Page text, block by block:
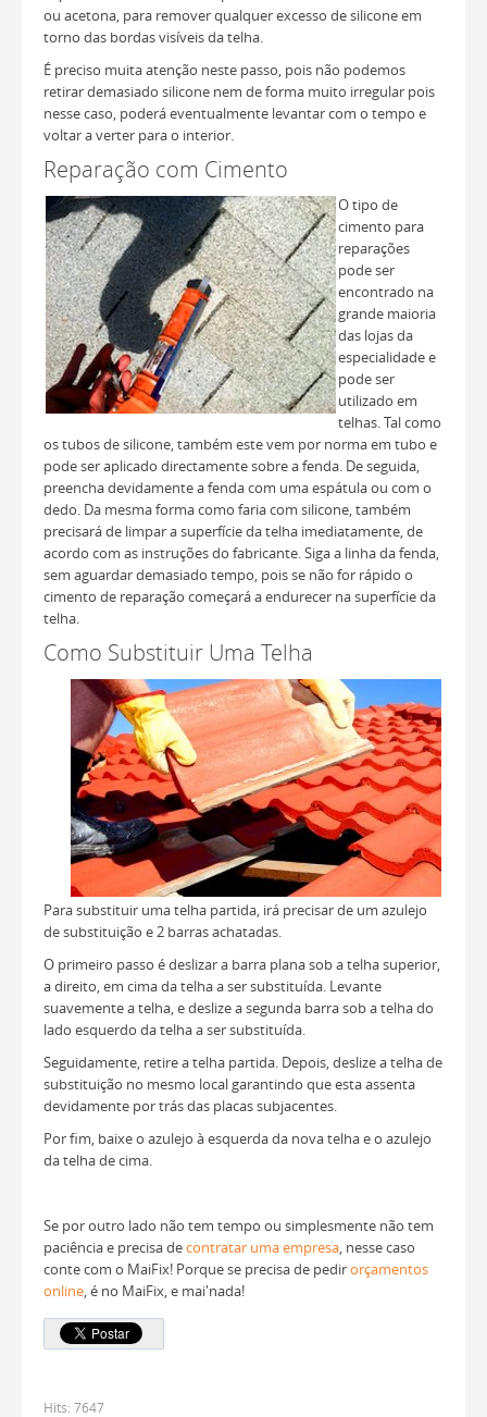
ou acetona, para remover qualquer excesso de silicone em
torno das bordas visíveis da telha.
É preciso muita atenção neste passo, pois não podemos
retirar demasiado silicone nem de forma muito irregular pois
nesse caso, poderá eventualmente levantar com o tempo e
voltar a verter para o interior.
Reparação com Cimento
O tipo de
cimento para
reparações
pode ser
encontrado na
grande maioria
das lojas da
especialidade e
pode ser
utilizado em
telhas. Tal como
os tubos de silicone, também este vem por norma em tubo e
pode ser aplicado directamente sobre a fenda. De seguida,
preencha devidamente a fenda com uma espátula ou com o
dedo. Da mesma forma como faria com silicone, também
precisará de limpar a superfície da telha imediatamente, de
acordo com as instruções do fabricante. Siga a linha da fenda,
sem aguardar demasiado tempo, pois se não for rápido o
cimento de reparação começará a endurecer na superfície da
telha.
Como Substituir Uma Telha
Para substituir uma telha partida, irá precisar de um azulejo
de substituição e 2 barras achatadas.
O primeiro passo é deslizar a barra plana sob a telha superior,
a direito, em cima da telha a ser substituída. Levante
suavemente a telha, e deslize a segunda barra sob a telha do
lado esquerdo da telha a ser substituída.
Seguidamente, retire a telha partida. Depois, deslize a telha de
substituição no mesmo local garantindo que esta assenta
devidamente por trás das placas subjacentes.
Por fim, baixe o azulejo à esquerda da nova telha e o azulejo
da telha de cima.
Se por outro lado não tem tempo ou simplesmente não tem
paciência e precisa decontratar uma empresa, nesse caso
conte com o MaiFix! Porque se precisa de pedirorçamentos
online, é no MaiFix, e mai'nada!
Hits: 7647